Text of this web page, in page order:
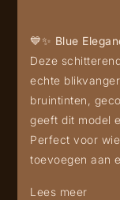
💙✨ Blue
Deze
echte
bruintinten,
geeft dit model
Perfect voor
toevoegen aan
Lees meer